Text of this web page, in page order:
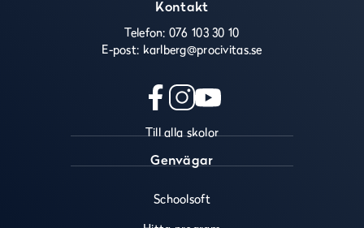
Kontakt
Telefon: 076 103 30 10
E-post: karlberg@procivitas.se
a
c
e
o
n
t
g
o
t
b
Till alla skolor
Genvägar
Schoolsoft